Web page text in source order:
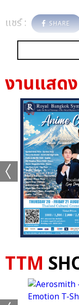
แชร์ : SHARE
งานแสดง
TTM